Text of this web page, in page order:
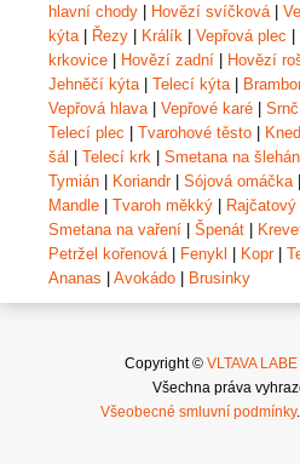
hlavní chody | Hovězí svíčková |
kýta | Řezy | Králík | Vepřová plec |
krkovice | Hovězí zadní | Hovězí
Jehněčí kýta | Telecí kýta |
Vepřová hlava | Vepřové karé |
Telecí plec | Tvarohové těsto |
šál | Telecí krk | Smetana na
Tymián | Koriandr| Sójová omáčka |
Mandle | Tvaroh měkký | Rajčatový
Smetana na vaření | Špenát |
Petržel kořenová | Fenykl | Kopr|
Ananas | Avokádo | Brusinky
Copyright © VLTAVA LABE
Všechna práva
Všeobecné smluvní podmínky.